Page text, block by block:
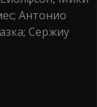
Антонио
Сержиу